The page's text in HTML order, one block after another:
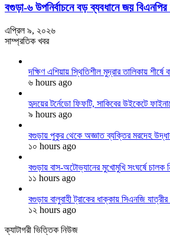
বগুড়া-৬ উপনির্বাচনে বড় ব্যবধানে জয় বিএনপির
এপ্রিল ৯, ২০২৬
সাম্প্রতিক খবর
দক্ষিণ এশিয়ায় স্থিতিশীল মুদ্রার তালিকায় শীর্ষে
৬ hours ago
হৃদয়ের টর্নেডো ফিফটি, সাকিবের উইকেটে
৯ hours ago
বগুড়ায় পুকুর থেকে অজ্ঞাত ব্যক্তির মরদেহ
১০ hours ago
বগুড়ায় বাস-অটোভ্যানের মুখোমুখি সংঘর্ষে চালক
১১ hours ago
বগুড়ায় বালুবাহী ট্রাকের ধাক্কায় সিএনজি
১২ hours ago
ক্যাটাগরী ভিত্তিক নিউজ